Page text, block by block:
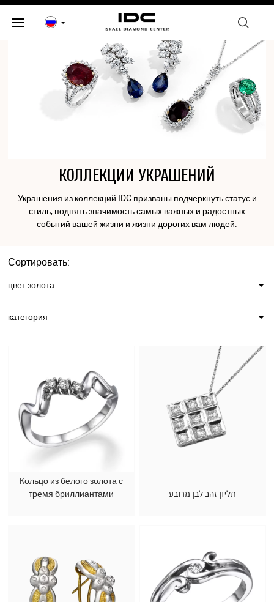
КОЛЛЕКЦИИ УКРАШЕНИЙ
Украшения из коллекций IDC призваны подчеркнуть статус и
стиль, поднять значимость самых важных и радостных
событий вашей жизни и жизни дорогих вам людей.
Сортировать:
цвет золота
категория
Кольцо из белого золота с
тремя бриллиантами
תליון זהב לבן מרובע